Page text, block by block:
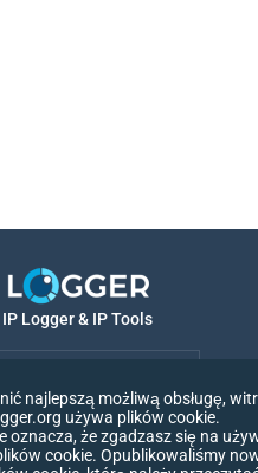
Logger & IP Tools
najlepszą możliwą obsługę,
używa plików cookie.
oznacza, że zgadzasz się na
cookie. Opublikowaliśmy